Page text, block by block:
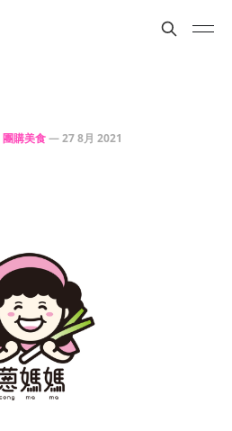
團購美食—27 8月 2021